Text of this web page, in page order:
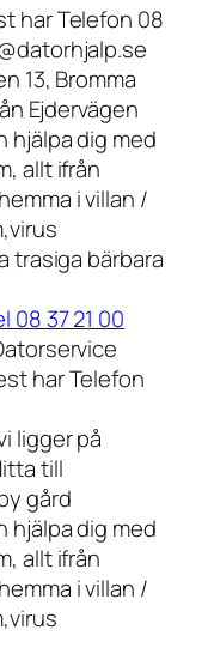
har Telefon 08
13, Bromma
Ejdervägen
hjälpa dig med
allt ifrån
i villan /
trasiga bärbara
08 37 21 00
har Telefon
ligger på
till
gård
hjälpa dig med
allt ifrån
i villan /